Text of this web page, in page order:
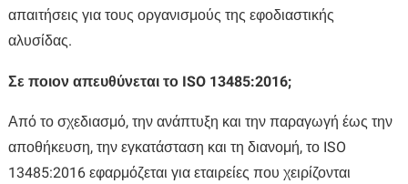
απαιτήσεις για τους οργανισμούς της εφοδιαστικής
αλυσίδας.
Σε ποιον απευθύνεται το ISO 13485:2016;
Από το σχεδιασμό, την ανάπτυξη και την παραγωγή έως την
αποθήκευση, την εγκατάσταση και τη διανομή, το ISO
13485:2016 εφαρμόζεται για εταιρείες που χειρίζονται